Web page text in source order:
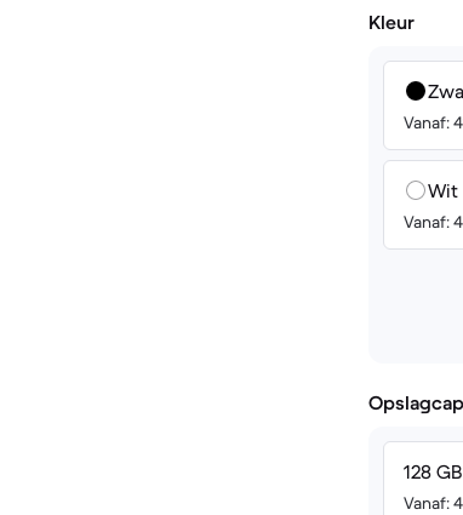
Kleur
Vanaf:
Wit
Vanaf:
128 GB
Vanaf: